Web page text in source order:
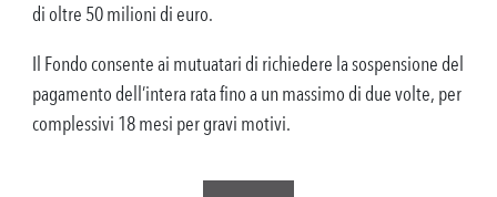
di oltre 50 milioni di euro.
Il Fondo consente ai mutuatari di richiedere la sospensione del
pagamento dell’intera rata fino a un massimo di due volte, per
complessivi 18 mesi per gravi motivi.